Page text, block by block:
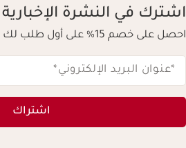
اشترك في النشرة الإخبارية
احصل على خصم 15% على أول طلب لك
*عنوان البريد الإلكتروني*
اشتراك